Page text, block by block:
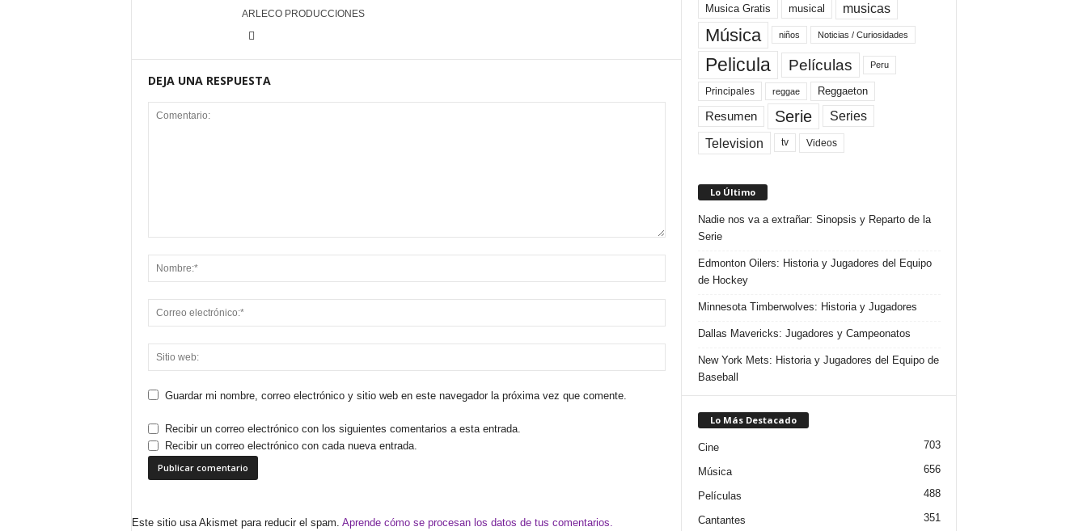
ARLECO PRODUCCIONES
DEJA UNA RESPUESTA
Guardar mi nombre, correo electrónico y sitio web en este navegador la próxima vez que comente.
Recibir un correo electrónico con los siguientes comentarios a esta entrada.
Recibir un correo electrónico con cada nueva entrada.
Este sitio usa Akismet para reducir el spam. Aprende cómo se procesan los datos de tus comentarios.
Musica Gratis musical musicas
Música niños Noticias / Curiosidades
Pelicula Películas Peru
Principales reggae Reggaeton
Resumen Serie Series
Television tv Videos
Lo Último
Nadie nos va a extrañar: Sinopsis y Reparto de la
Serie
Edmonton Oilers: Historia y Jugadores del Equipo
de Hockey
Minnesota Timberwolves: Historia y Jugadores
Dallas Mavericks: Jugadores y Campeonatos
New York Mets: Historia y Jugadores del Equipo de
Baseball
Lo Más Destacado
Cine 703
Música 656
Películas 488
Cantantes 351